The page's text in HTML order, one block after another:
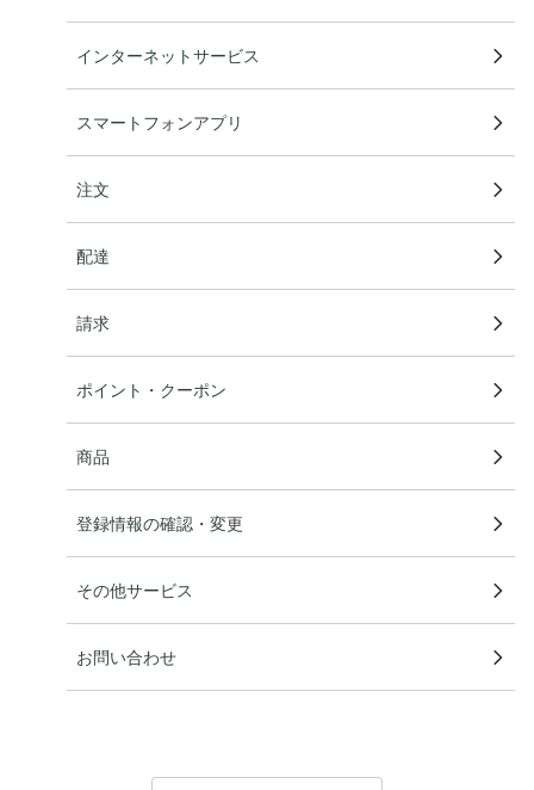
インターネットサービス
スマートフォンアプリ
注文
配達
請求
ポイント・クーポン
商品
登録情報の確認・変更
その他サービス
お問い合わせ